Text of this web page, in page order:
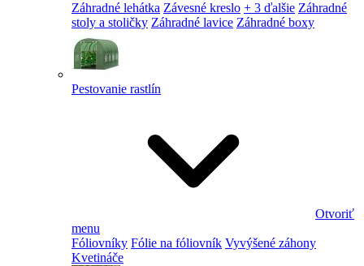
Záhradné lehátka Závesné kreslo + 3 ďalšie Záhradné
stoly a stoličky Záhradné lavice Záhradné boxy
Pestovanie rastlín
Otvoriť
menu
Fóliovníky Fólie na fóliovník Vyvýšené záhony
Kvetináče